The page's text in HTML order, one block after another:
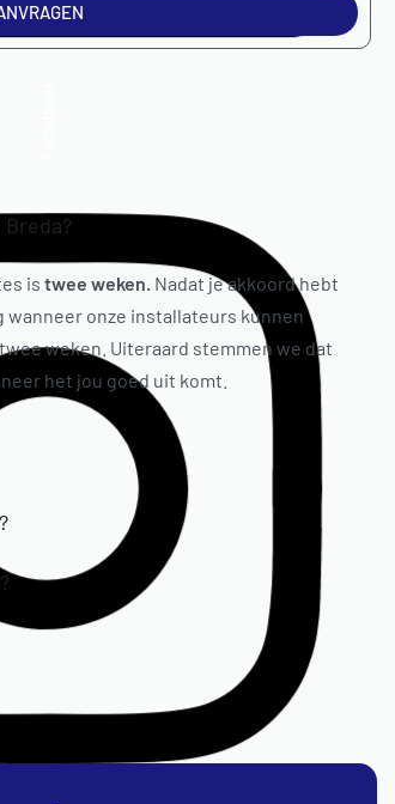
is twee weken. Nadat je akkoord hebt
onze installateurs kunnen
weken. Uiteraard stemmen we dat
het jou goed uit komt.